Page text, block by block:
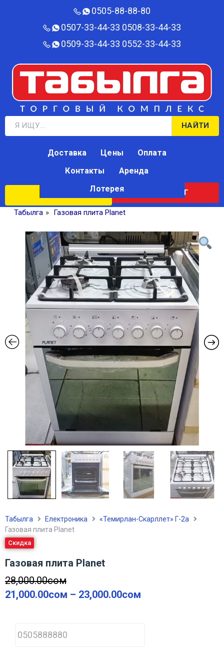
0505-88-88-80‬
0507-33-44-33 0508-33-44-33
0509-33-44-33 0552-33-44-33
НАЙТИ
КАТАЛОГ
Доставка Цены
Оплата
Контакты
Аренда
Лотерея
Табылга » Газовая плита Planet
Табылга Електроника
«Темирлан-Скарллет» Г-2а
Газовая плита Planet
Скидка
Газовая плита Planet
28,000.00сом
21,000.00сом – 23,000.00сом
h
o